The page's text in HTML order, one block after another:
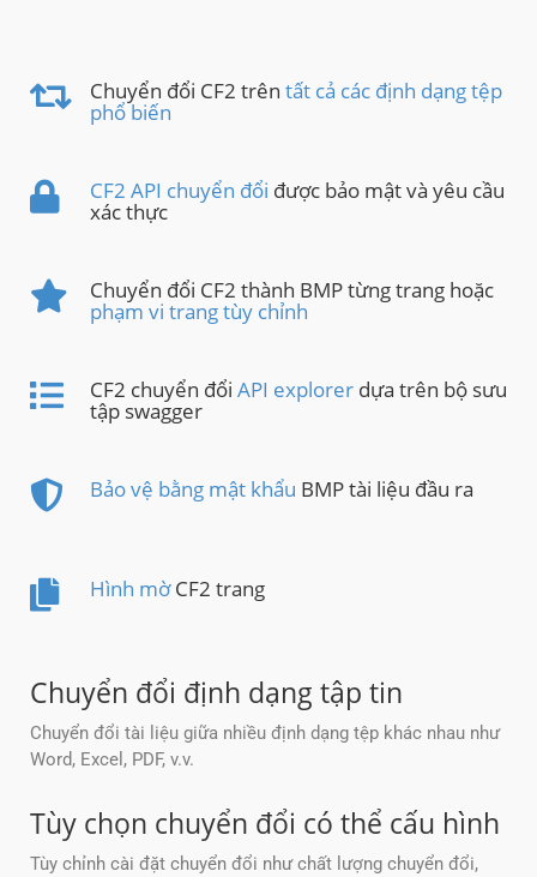
Chuyển đổi CF2 trên tất cả các định dạng tệp
phổ biến
CF2 API chuyển đổi được bảo mật và yêu cầu
xác thực
Chuyển đổi CF2 thành BMP từng trang hoặc
phạm vi trang tùy chỉnh
CF2 chuyển đổi API explorer dựa trên bộ sưu
tập swagger
Bảo vệ bằng mật khẩu BMP tài liệu đầu ra
Hình mờCF2 trang
Chuyển đổi định dạng tập tin
Chuyển đổi tài liệu giữa nhiều định dạng tệp khác nhau như
Word, Excel, PDF, v.v.
Tùy chọn chuyển đổi có thể cấu hình
Tùy chỉnh cài đặt chuyển đổi như chất lượng chuyển đổi,